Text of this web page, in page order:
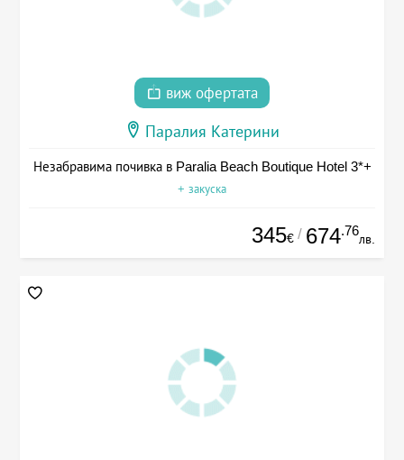
виж офертата
Паралия Катерини
Незабравима почивка в Paralia Beach Boutique Hotel 3*+
+ закуска
345€ / 674.76
лв.